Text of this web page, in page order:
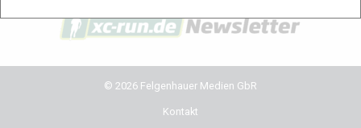
© 2026 Felgenhauer Medien GbR
Kontakt